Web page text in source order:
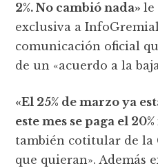
2%. No cambió nada»le
exclusiva a
comunicación oficial
de un «acuerdo a la
«El 25% de marzo ya
este mes se paga el
también cotitular de la
que quieran». Además